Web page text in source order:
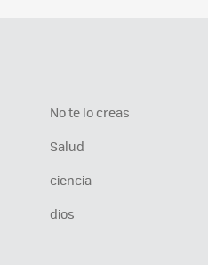
No te lo creas
Salud
ciencia
dios